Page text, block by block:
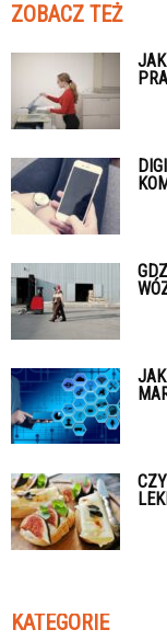
ZOBACZ TEŻ
KATEGORIE